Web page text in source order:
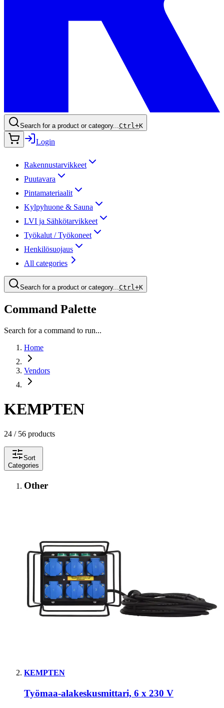
Search for a product or category...Ctrl+K
Login
Rakennustarvikkeet
Puutavara
Pintamateriaalit
Kylpyhuone & Sauna
LVI ja Sähkötarvikkeet
Työkalut / Työkoneet
Henkilösuojaus
All categories
Search for a product or category...Ctrl+K
Command Palette
Search for a command to run...
Home
Vendors
KEMPTEN
24 / 56 products
Sort
Categories
Other
KEMPTEN
Työmaa-alakeskusmittari, 6 x 230 V